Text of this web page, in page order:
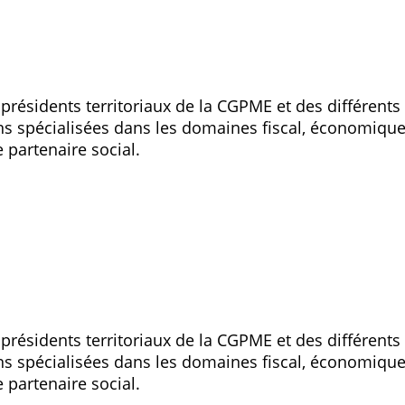
territoriaux de la CGPME et des
spécialisées dans les domaines fiscal,
partenaire social.
territoriaux de la CGPME et des
spécialisées dans les domaines fiscal,
partenaire social.